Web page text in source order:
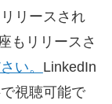
リースされ
もリリースさ
い。 LinkedIn
視聴可能で